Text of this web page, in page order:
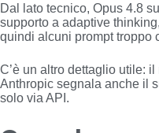
Dal lato tecnico, Opus 4.8
supporto a adaptive
quindi alcuni prompt troppo
C’è un altro dettaglio utile:
Anthropic segnala anche il
solo via API.